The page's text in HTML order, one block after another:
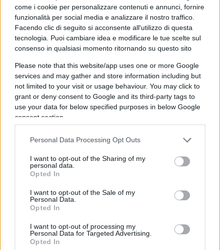
come i cookie per personalizzare contenuti e annunci, fornire
funzionalità per social media e analizzare il nostro traffico.
Facendo clic di seguito si acconsente all'utilizzo di questa
tecnologia. Puoi cambiare idea e modificare le tue scelte sul
consenso in qualsiasi momento ritornando su questo sito
Please note that this website/app uses one or more Google
services and may gather and store information including but
not limited to your visit or usage behaviour. You may click to
grant or deny consent to Google and its third-party tags to
use your data for below specified purposes in below Google
consent section.
Personal Data Processing Opt Outs
I want to opt-out of the Sharing of my
personal data.
Opted In
I want to opt-out of the Sale of my
Personal Data.
Opted In
I want to opt-out of processing my
Personal Data for Targeted Advertising.
Opted In
ottenuto, l’intervento dell’esercito, per fermare le
proteste che sono presto degenerate. Ma,
dicevamo, occorre seguire i soldi. Quelli che il
movimento si è subito affrettato a chiedere al
pubblico degli inginocchiati. Nato, è bene
ribadirlo, per una violenza inaccettabile in un
Paese civile, soprattutto se perpetrata da un uomo
in divisa. Per seguirli occorre andare sul sito
ovviamente in bella evidenza, c’è un bottone,
cliccato si viene indirizzati in una pagina sicura
organizzata da una piattaforma di raccolta fondi
che si chiama
ActBlue
. E qui che nell’apposita
casellina potete inserire la cifra della donazione.
Ma per farne cosa? Non è molto chiaro.
Aiutiamoci con un altro interessante sito